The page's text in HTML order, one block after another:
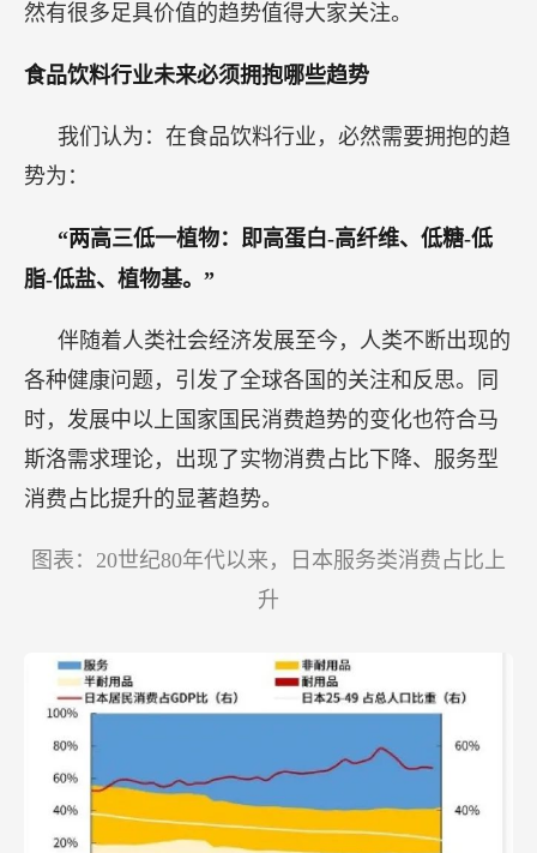
然有很多足具价值的趋势值得大家关注。
食品饮料行业未来必须拥抱哪些趋势
我们认为：在食品饮料行业，必然需要拥抱的趋
势为：
“两高三低一植物：即高蛋白-高纤维、低糖-低
脂-低盐、植物基。”
伴随着人类社会经济发展至今，人类不断出现的
各种健康问题，引发了全球各国的关注和反思。同
时，发展中以上国家国民消费趋势的变化也符合马
斯洛需求理论，出现了实物消费占比下降、服务型
消费占比提升的显著趋势。
图表：20世纪80年代以来，日本服务类消费占比上
升